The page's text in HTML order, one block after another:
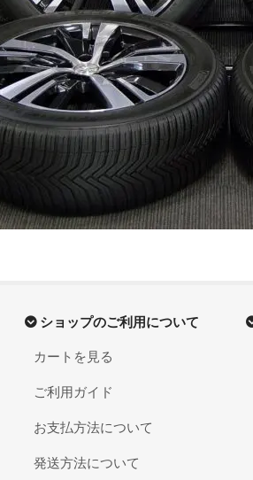
ショップのご利用について
カートを見る
ご利用ガイド
お支払方法について
発送方法について